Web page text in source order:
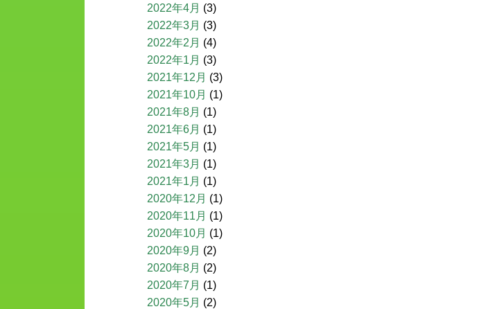
2022年4月 (3)
2022年3月 (3)
2022年2月 (4)
2022年1月 (3)
2021年12月 (3)
2021年10月 (1)
2021年8月 (1)
2021年6月 (1)
2021年5月 (1)
2021年3月 (1)
2021年1月 (1)
2020年12月 (1)
2020年11月 (1)
2020年10月 (1)
2020年9月 (2)
2020年8月 (2)
2020年7月 (1)
2020年5月 (2)